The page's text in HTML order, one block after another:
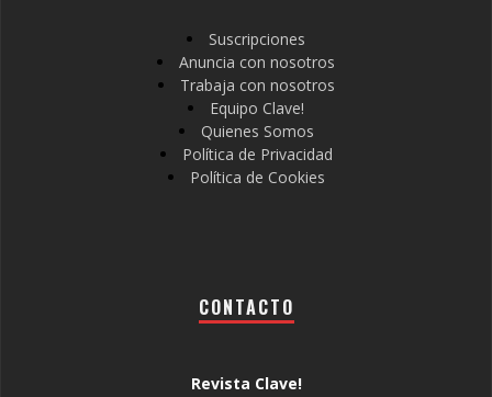
Suscripciones
Anuncia con nosotros
Trabaja con nosotros
Equipo Clave!
Quienes Somos
Política de Privacidad
Política de Cookies
CONTACTO
Revista Clave!